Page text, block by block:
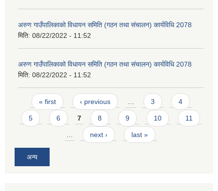
अरुण गाउँपालिकाको विधायन समिति (गठन तथा संचालन) कार्यविधि 2078
मिति: 08/22/2022 - 11:52
अरुण गाउँपालिकाको विधायन समिति (गठन तथा संचालन) कार्यविधि 2078
मिति: 08/22/2022 - 11:52
Pages
« first ‹ previous 3 4
5 6 7 8 9 10 11
next › last »
अन्य